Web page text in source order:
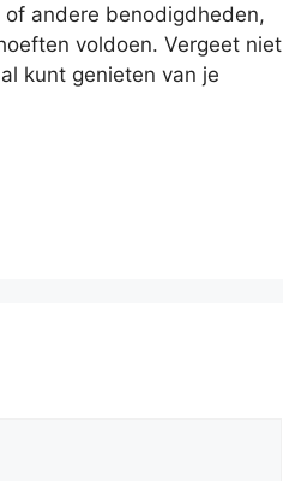
andere benodigdheden,
voldoen. Vergeet niet
kunt genieten van je